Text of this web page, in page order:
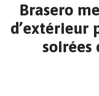
Brasero
d’extérieur
soirées